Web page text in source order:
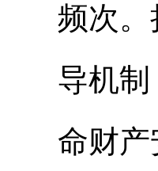
频次
导机
命财